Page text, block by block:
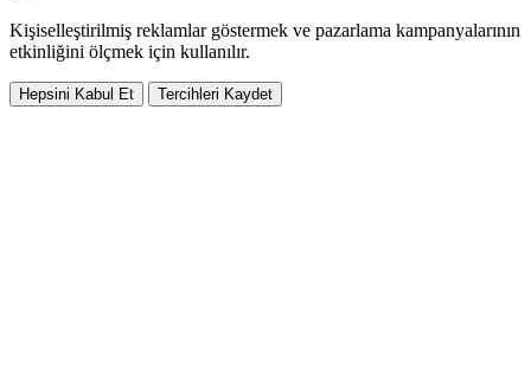
Kişiselleştirilmiş reklamlar göstermek ve pazarlama kampanyalarının
etkinliğini ölçmek için kullanılır.
Hepsini Kabul Et Tercihleri Kaydet